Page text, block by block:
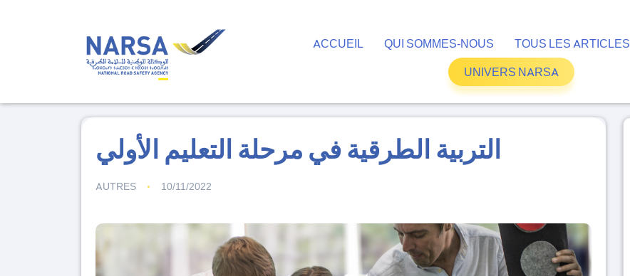
ACCUEIL QUI SOMMES-NOUS TOUS LES ARTICLES
UNIVERS NARSA
التربية الطرقية في مرحلة التعليم الأولي
AUTRES 10/11/2022